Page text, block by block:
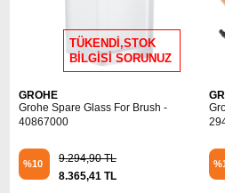
TÜKENDİ,STOK
BİLGİSİ SORUNUZ
GROHE
Grohe Spare Glass For Brush -
40867000
%10
9.294,90 TL
8.365,41 TL